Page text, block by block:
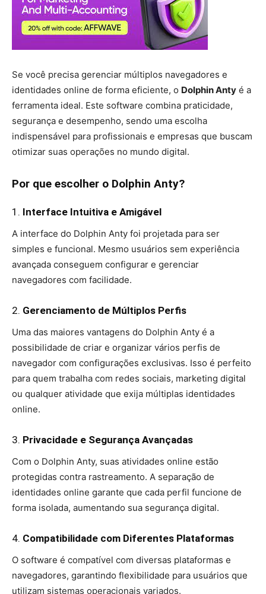
Se você precisa gerenciar múltiplos navegadores e
identidades online de forma eficiente, o Dolphin Anty é a
ferramenta ideal. Este software combina praticidade,
segurança e desempenho, sendo uma escolha
indispensável para profissionais e empresas que buscam
otimizar suas operações no mundo digital.
Por que escolher o Dolphin Anty?
1. Interface Intuitiva e Amigável
A interface do Dolphin Anty foi projetada para ser
simples e funcional. Mesmo usuários sem experiência
avançada conseguem configurar e gerenciar
navegadores com facilidade.
2. Gerenciamento de Múltiplos Perfis
Uma das maiores vantagens do Dolphin Anty é a
possibilidade de criar e organizar vários perfis de
navegador com configurações exclusivas. Isso é perfeito
para quem trabalha com redes sociais, marketing digital
ou qualquer atividade que exija múltiplas identidades
online.
3. Privacidade e Segurança Avançadas
Com o Dolphin Anty, suas atividades online estão
protegidas contra rastreamento. A separação de
identidades online garante que cada perfil funcione de
forma isolada, aumentando sua segurança digital.
4. Compatibilidade com Diferentes Plataformas
O software é compatível com diversas plataformas e
navegadores, garantindo flexibilidade para usuários que
utilizam sistemas operacionais variados.